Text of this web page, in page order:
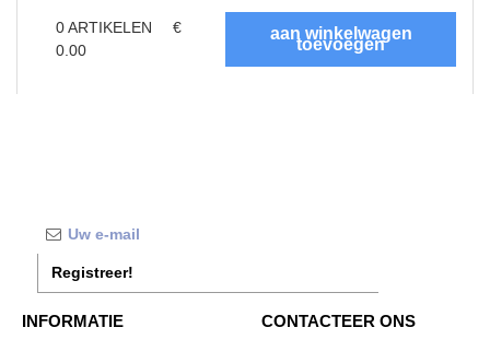
0ARTIKELEN
€
0.00
Registreer!
INFORMATIE CONTACTEER ONS